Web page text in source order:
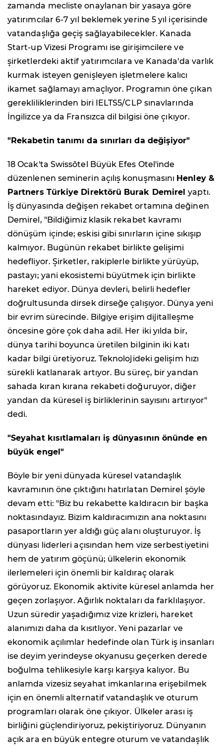
zamanda mecliste onaylanan bir yasaya göre
yatırımcılar 6-7 yıl beklemek yerine 5 yıl içerisinde
vatandaşlığa geçiş sağlayabilecekler. Kanada
Start-up Vizesi Programı ise girişimcilere ve
şirketlerdeki aktif yatırımcılara ve Kanada'da varlık
kurmak isteyen genişleyen işletmelere kalıcı
ikamet sağlamayı amaçlıyor. Programın öne çıkan
gerekliliklerinden biri IELTS5/CLP sınavlarında
İngilizce ya da Fransızca dil bilgisi öne çıkıyor.
"Rekabetin tanımı da sınırları da değişiyor"
18 Ocak'ta Swissôtel Büyük Efes Otel'inde
düzenlenen seminerin açılış konuşmasını Henley &
Partners Türkiye Direktörü Burak Demirelyaptı.
İş dünyasında değişen rekabet ortamına değinen
Demirel, "Bildiğimiz klasik rekabet kavramı
dönüşüm içinde; eskisi gibi sınırların içine sıkışıp
kalmıyor. Bugünün rekabet birlikte gelişimi
hedefliyor. Şirketler, rakiplerle birlikte yürüyüp,
pastayı; yani ekosistemi büyütmek için birlikte
hareket ediyor. Dünya devleri, belirli hedefler
doğrultusunda dirsek dirseğe çalışıyor. Dünya yeni
bir evrim sürecinde. Bilgiye erişim dijitalleşme
öncesine göre çok daha adil. Her iki yılda bir,
dünya tarihi boyunca üretilen bilginin iki katı
kadar bilgi üretiyoruz. Teknolojideki gelişim hızı
sürekli katlanarak artıyor. Bu süreç, bir yandan
sahada kıran kırana rekabeti doğuruyor, diğer
yandan da küresel iş birliklerinin sayısını artırıyor"
dedi.
"Seyahat kısıtlamaları iş dünyasının önünde en
büyük engel"
Böyle bir yeni dünyada küresel vatandaşlık
kavramının öne çıktığını hatırlatan Demirel şöyle
devam etti: "Biz bu rekabette kaldıracın bir başka
noktasındayız. Bizim kaldıracımızın ana noktasını
pasaportların yer aldığı güç alanı oluşturuyor. İş
dünyası liderleri açısından hem vize serbestiyetini
hem de yatırım göçünü; ülkelerin ekonomik
ilerlemeleri için önemli bir kaldıraç olarak
görüyoruz. Ekonomik aktivite küresel anlamda her
geçen zorlaşıyor. Ağırlık noktaları da farklılaşıyor.
Uzun süredir yaşadığımız vize krizleri, hareket
alanımızı daha da kısıtlıyor. Yeni pazarlar ve
ekonomik açılımlar hedefinde olan Türk iş insanları
ise deyim yerindeyse okyanusu geçerken derede
boğulma tehlikesiyle karşı karşıya kalıyor. Bu
anlamda vizesiz seyahat imkanlarına erişebilmek
için en önemli alternatif vatandaşlık ve oturum
programları olarak öne çıkıyor. Ülkeler arası iş
birliğini güçlendiriyoruz, pekiştiriyoruz. Dünyanın
açık ara en büyük entegre oturum ve vatandaşlık